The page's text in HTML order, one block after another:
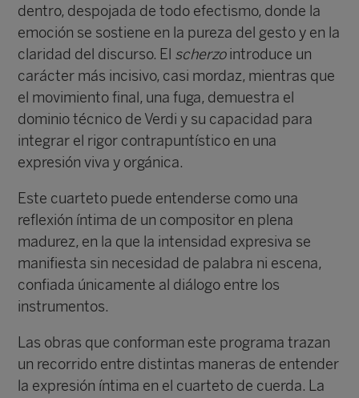
dentro, despojada de todo efectismo, donde la
emoción se sostiene en la pureza del gesto y en la
claridad del discurso. El scherzointroduce un
carácter más incisivo, casi mordaz, mientras que
el movimiento final, una fuga, demuestra el
dominio técnico de Verdi y su capacidad para
integrar el rigor contrapuntístico en una
expresión viva y orgánica.
Este cuarteto puede entenderse como una
reflexión íntima de un compositor en plena
madurez, en la que la intensidad expresiva se
manifiesta sin necesidad de palabra ni escena,
confiada únicamente al diálogo entre los
instrumentos.
Las obras que conforman este programa trazan
un recorrido entre distintas maneras de entender
la expresión íntima en el cuarteto de cuerda. La